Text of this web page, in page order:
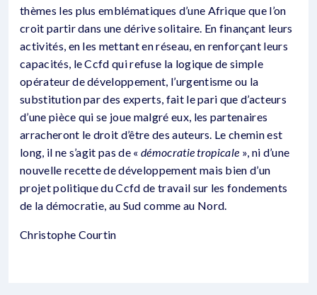
thèmes les plus emblématiques d’une Afrique que l’on
croit partir dans une dérive solitaire. En finançant leurs
activités, en les mettant en réseau, en renforçant leurs
capacités, le Ccfd qui refuse la logique de simple
opérateur de développement, l’urgentisme ou la
substitution par des experts, fait le pari que d’acteurs
d’une pièce qui se joue malgré eux, les partenaires
arracheront le droit d’être des auteurs. Le chemin est
long, il ne s’agit pas de « démocratie tropicale », ni d’une
nouvelle recette de développement mais bien d’un
projet politique du Ccfd de travail sur les fondements
de la démocratie, au Sud comme au Nord.
Christophe Courtin